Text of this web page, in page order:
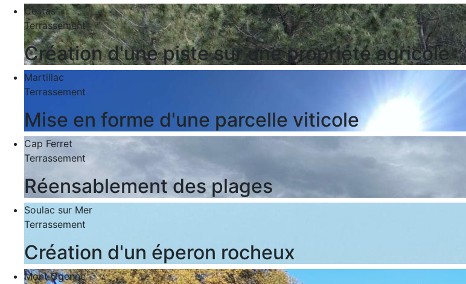
Cestas
Terrassement
Création d'une piste sur une propriété agricole
Martillac
Terrassement
Mise en forme d'une parcelle viticole
Cap Ferret
Terrassement
Réensablement des plages
Soulac sur Mer
Terrassement
Création d'un éperon rocheux
Mont Ogenne